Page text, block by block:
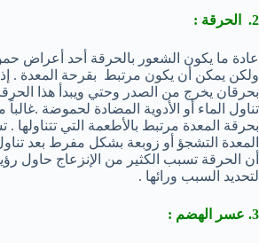
2. الحرقة :
عادة ما يكون الشعور بالحرقة أحد أعراض
ولكن يمكن أن يكون مرتبط بقرحة المعدة .
بحرقان يخرج من الصدر وحتي ويبدأ هذا
تناول الماء أو الأدوية المضادة لحموضة .غالباً
بحرقة المعدة مرتبط بالأطعمة التي
المعدة التشجؤ أو زوبعة بشكل مفرط بعد
أن الحرقة تسبب الكثير من الإنزعاج حاول
لتحديد السبب ورائها .
3. عسر الهضم :